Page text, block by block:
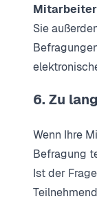
Sie
6. Zu
Wenn Ihre
Befragung
Ist der